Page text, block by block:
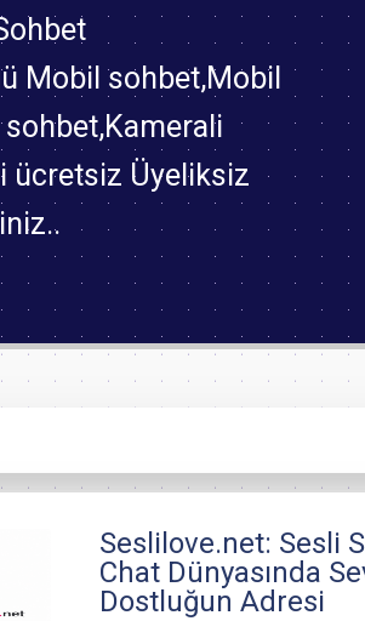
Mobil sohbet,Mobil
ücretsiz Üyeliksiz
Seslilove.net: Sesli
Chat Dünyasında
Dostluğun Adresi